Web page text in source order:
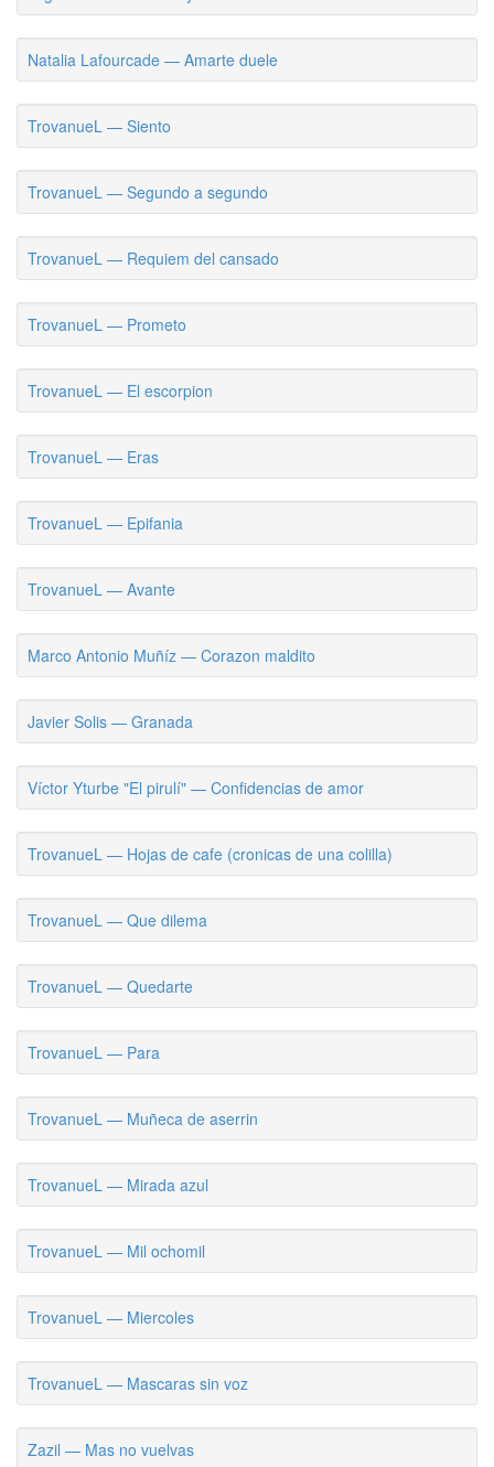
Natalia Lafourcade — Amarte duele
TrovanueL — Siento
TrovanueL — Segundo a segundo
TrovanueL — Requiem del cansado
TrovanueL — Prometo
TrovanueL — El escorpion
TrovanueL — Eras
TrovanueL — Epifania
TrovanueL — Avante
Marco Antonio Muñíz — Corazon maldito
Javier Solis — Granada
Víctor Yturbe "El pirulí" — Confidencias de amor
TrovanueL — Hojas de cafe (cronicas de una colilla)
TrovanueL — Que dilema
TrovanueL — Quedarte
TrovanueL — Para
TrovanueL — Muñeca de aserrin
TrovanueL — Mirada azul
TrovanueL — Mil ochomil
TrovanueL — Miercoles
TrovanueL — Mascaras sin voz
Zazil — Mas no vuelvas